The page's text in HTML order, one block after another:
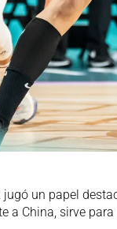
un papel
a China, sirve